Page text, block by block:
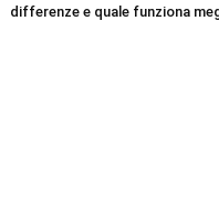
differenze e quale funziona